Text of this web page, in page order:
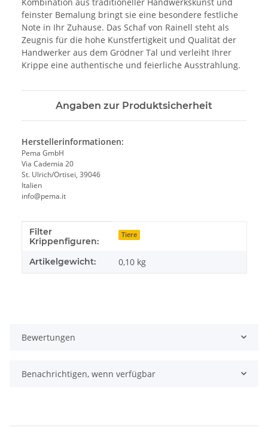
feinster Bemalung bringt sie eine besondere festliche
Note in Ihr Zuhause. Das Schaf von Rainell steht als
Zeugnis für die hohe Kunstfertigkeit und Qualität der
Handwerker aus dem Grödner Tal und verleiht Ihrer
Krippe eine authentische und feierliche Ausstrahlung.
Angaben zur Produktsicherheit
Herstellerinformationen:
Pema GmbH
Via Cademia 20
St. Ulrich/Ortisei, 39046
Italien
info@pema.it
Produkteigenschaft
Wert
Filter
Krippenfiguren:
Tiere
Artikelgewicht: 0,10 kg
Bewertungen
Benachrichtigen, wenn verfügbar